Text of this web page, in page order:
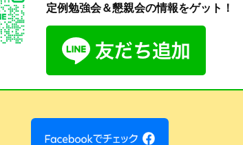
定例勉強会＆懇親会の情報をゲット！